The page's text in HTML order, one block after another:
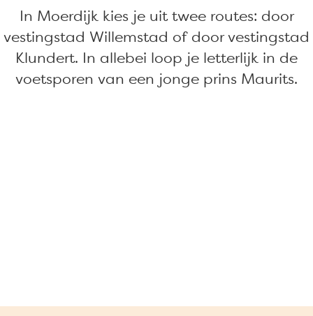
In Moerdijk kies je uit twee routes: door
vestingstad Willemstad of door vestingstad
Klundert. In allebei loop je letterlijk in de
voetsporen van een jonge prins Maurits.